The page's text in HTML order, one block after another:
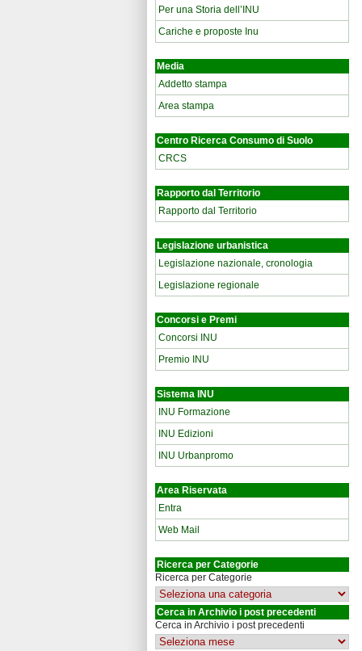
Per una Storia dell’INU
Cariche e proposte Inu
Media
Addetto stampa
Area stampa
Centro Ricerca Consumo di Suolo
CRCS
Rapporto dal Territorio
Rapporto dal Territorio
Legislazione urbanistica
Legislazione nazionale, cronologia
Legislazione regionale
Concorsi e Premi
Concorsi INU
Premio INU
Sistema INU
INU Formazione
INU Edizioni
INU Urbanpromo
Area Riservata
Entra
Web Mail
Ricerca per Categorie
Ricerca per Categorie
Cerca in Archivio i post precedenti
Cerca in Archivio i post precedenti